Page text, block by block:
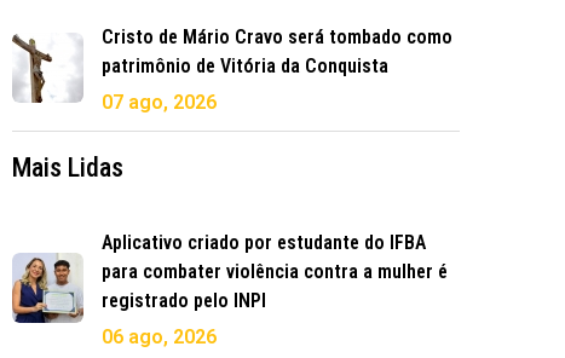
Cristo de Mário Cravo será tombado como
patrimônio de Vitória da Conquista
07 ago, 2026
Mais Lidas
Aplicativo criado por estudante do IFBA
para combater violência contra a mulher é
registrado pelo INPI
06 ago, 2026